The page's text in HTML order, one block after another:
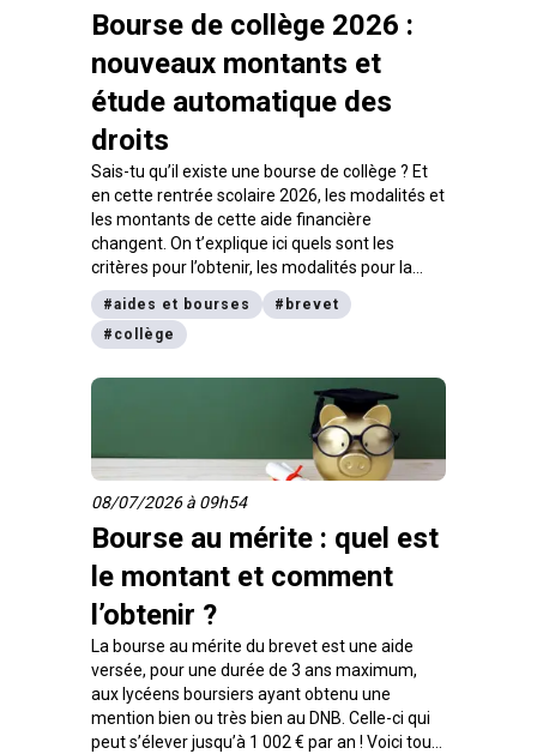
Bourse de collège 2026 :
nouveaux montants et
étude automatique des
droits
Sais-tu qu’il existe une bourse de collège ? Et
en cette rentrée scolaire 2026, les modalités et
les montants de cette aide financière
changent. On t’explique ici quels sont les
critères pour l’obtenir, les modalités pour la
demander et le montant de la bourse de
collège qu’il est possible de percevoir.
#aides et bourses # brevet
# collège
08/07/2026 à 09h54
Bourse au mérite : quel est
le montant et comment
l’obtenir ?
La bourse au mérite du brevet est une aide
versée, pour une durée de 3 ans maximum,
aux lycéens boursiers ayant obtenu une
mention bien ou très bien au DNB. Celle-ci qui
peut s’élever jusqu’à 1 002 € par an ! Voici tout